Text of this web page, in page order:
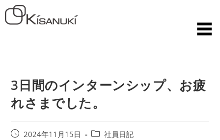
3日間のインターンシップ、お疲
れさまでした。
2024年11月15日 社員日記